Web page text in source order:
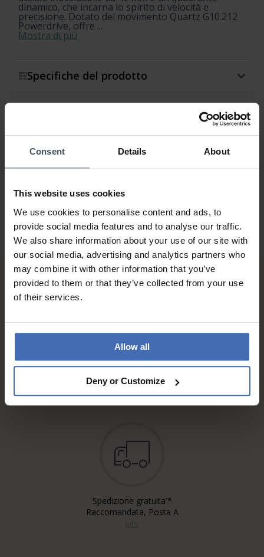
Consent Details About
This website uses cookies
We use cookies to personalise content and ads, to
provide social media features and to analyse our traffic.
We also share information about your use of our site with
our social media, advertising and analytics partners who
may combine it with other information that you’ve
provided to them or that they’ve collected from your use
of their services.
Allow all
Deny or Customize
dinamico, che incarna lo spirito di velocità e
precisione. Dotato del movimento Quartz G10.212
Powerdrive, offre ...
Mostra di più
Specifiche del prodotto
Disponibilità e spedizione
Restituzione e cambio
Garanzia
Fattura & Pagamento a rate
info
Spedizione gratuita'*
Raccomandata, Posta A